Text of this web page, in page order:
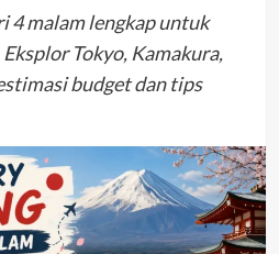
4 malam lengkap untuk
Tokyo, Kamakura,
budget dan tips